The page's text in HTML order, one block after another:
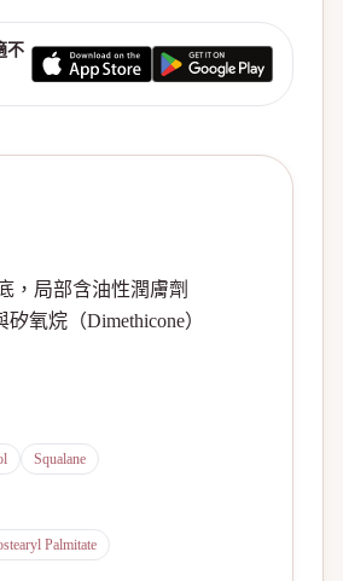
不
，局部含油性潤膚劑
矽氧烷（Dimethicone）
Squalane
Palmitate